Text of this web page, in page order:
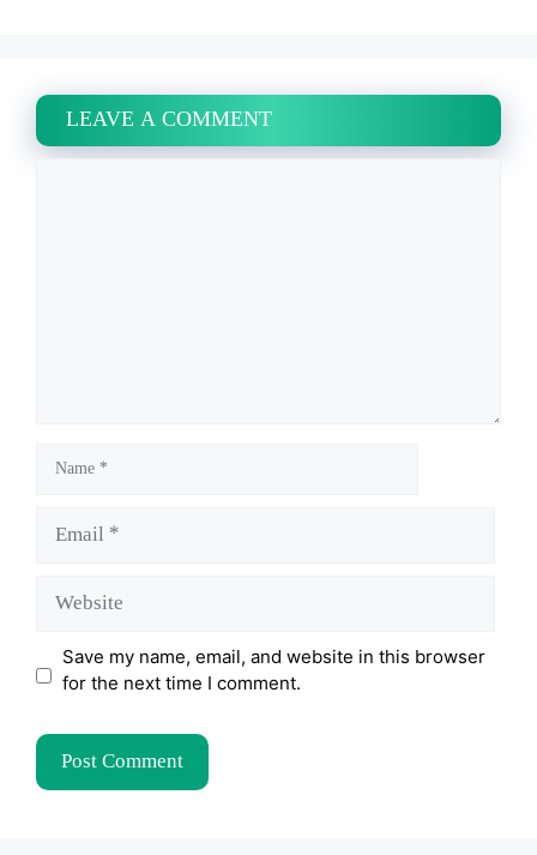
LEAVE A COMMENT
Name
Email
Website
Save my name, email, and website in this browser
for the next time I comment.